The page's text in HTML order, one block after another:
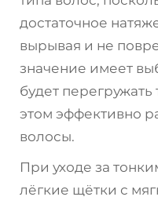
достаточное
вырывая и не
значение имеет
будет
этом эффективно
волосы.
При уходе за
лёгкие щётки с